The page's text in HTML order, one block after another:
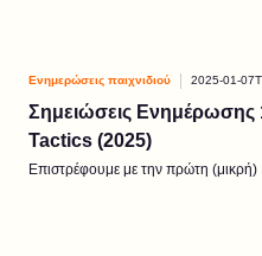
Ενημερώσεις παιχνιδιού 2025-01-
Σημειώσεις Ενημέρωσης
Tactics (2025)
Επιστρέφουμε με την πρώτη